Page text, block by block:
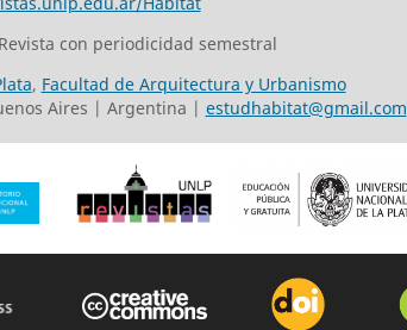
con periodicidad semestral
, Facultad de Arquitectura y Urbanismo
Aires | Argentina | estudhabitat@gmail.com